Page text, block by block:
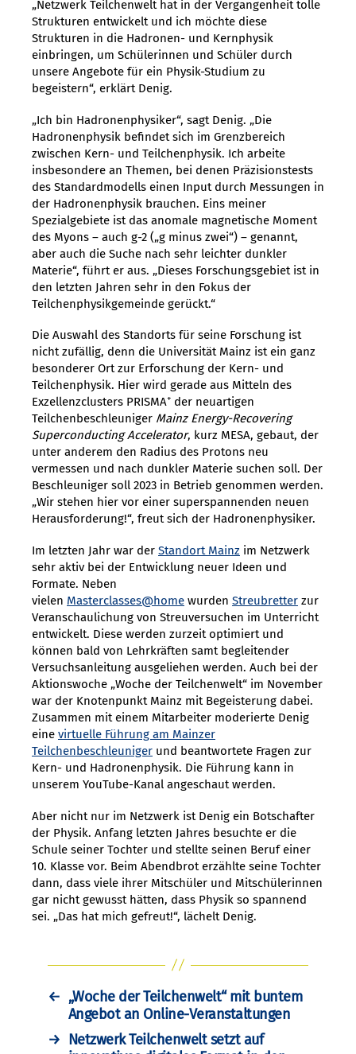
„Netzwerk Teilchenwelt hat in der Vergangenheit tolle
Strukturen entwickelt und ich möchte diese
Strukturen in die Hadronen- und Kernphysik
einbringen, um Schülerinnen und Schüler durch
unsere Angebote für ein Physik-Studium zu
begeistern“, erklärt Denig.
„Ich bin Hadronenphysiker“, sagt Denig. „Die
Hadronenphysik befindet sich im Grenzbereich
zwischen Kern- und Teilchenphysik. Ich arbeite
insbesondere an Themen, bei denen Präzisionstests
des Standardmodells einen Input durch Messungen in
der Hadronenphysik brauchen. Eins meiner
Spezialgebiete ist das anomale magnetische Moment
des Myons – auch g-2 („g minus zwei“) – genannt,
aber auch die Suche nach sehr leichter dunkler
Materie“, führt er aus. „Dieses Forschungsgebiet ist in
den letzten Jahren sehr in den Fokus der
Teilchenphysikgemeinde gerückt.“
Die Auswahl des Standorts für seine Forschung ist
nicht zufällig, denn die Universität Mainz ist ein ganz
besonderer Ort zur Erforschung der Kern- und
Teilchenphysik. Hier wird gerade aus Mitteln des
Exzellenzclusters PRISMA+ der neuartigen
Teilchenbeschleuniger Mainz Energy-Recovering
Superconducting Accelerator, kurz MESA, gebaut, der
unter anderem den Radius des Protons neu
vermessen und nach dunkler Materie suchen soll. Der
Beschleuniger soll 2023 in Betrieb genommen werden.
„Wir stehen hier vor einer superspannenden neuen
Herausforderung!“, freut sich der Hadronenphysiker.
Im letzten Jahr war der Standort Mainz im Netzwerk
sehr aktiv bei der Entwicklung neuer Ideen und
Formate. Neben
vielen Masterclasses@home wurden Streubretter zur
Veranschaulichung von Streuversuchen im Unterricht
entwickelt. Diese werden zurzeit optimiert und
können bald von Lehrkräften samt begleitender
Versuchsanleitung ausgeliehen werden. Auch bei der
Aktionswoche „Woche der Teilchenwelt“ im November
war der Knotenpunkt Mainz mit Begeisterung dabei.
Zusammen mit einem Mitarbeiter moderierte Denig
eine virtuelle Führung am Mainzer
Teilchenbeschleuniger und beantwortete Fragen zur
Kern- und Hadronenphysik. Die Führung kann in
unserem YouTube-Kanal angeschaut werden.
Aber nicht nur im Netzwerk ist Denig ein Botschafter
der Physik. Anfang letzten Jahres besuchte er die
Schule seiner Tochter und stellte seinen Beruf einer
10. Klasse vor. Beim Abendbrot erzählte seine Tochter
dann, dass viele ihrer Mitschüler und Mitschülerinnen
gar nicht gewusst hätten, dass Physik so spannend
sei. „Das hat mich gefreut!“, lächelt Denig.
← „Woche der Teilchenwelt“ mit buntem
Angebot an Online-Veranstaltungen
→ Netzwerk Teilchenwelt setzt auf